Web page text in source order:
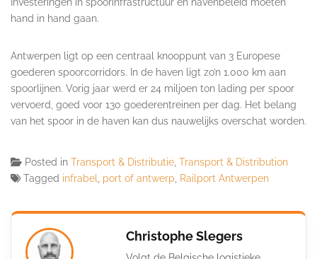
hand in hand gaan.
Antwerpen ligt op een centraal knooppunt van 3 Europese
goederen spoorcorridors. In de haven ligt zo’n 1.000 km aan
spoorlijnen. Vorig jaar werd er 24 miljoen ton lading per spoor
vervoerd, goed voor 130 goederentreinen per dag. Het belang
van het spoor in de haven kan dus nauwelijks overschat worden.
Posted in Transport & Distributie Transport & Distribution
Tagged infrabel port of antwerp Railport Antwerpen
Christophe Slegers